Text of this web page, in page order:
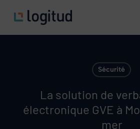
Sécurité
La solution de
électronique GVE à
mer